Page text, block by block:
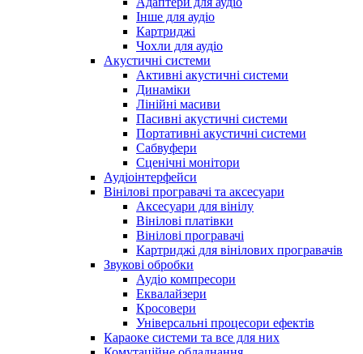
Інше для аудіо
Картриджі
Чохли для аудіо
Акустичні системи
Активні акустичні системи
Динаміки
Лінійні масиви
Пасивні акустичні системи
Портативні акустичні системи
Сабвуфери
Сценічні монітори
Аудіоінтерфейси
Вінілові програвачі та аксесуари
Аксесуари для вінілу
Вінілові платівки
Вінілові програвачі
Картриджі для вінілових програвачів
Звукові обробки
Аудіо компресори
Еквалайзери
Кросовери
Універсальні процесори ефектів
Караоке системи та все для них